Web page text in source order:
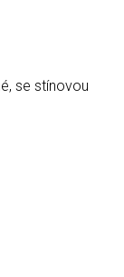
se stínovou